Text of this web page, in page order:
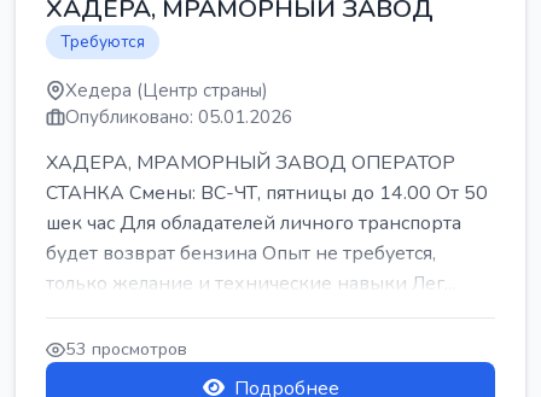
ХАДЕРА, МРАМОРНЫЙ ЗАВОД
Требуются
Хедера (Центр страны)
Опубликовано: 05.01.2026
ХАДЕРА, МРАМОРНЫЙ ЗАВОД ОПЕРАТОР
СТАНКА Смены: ВС-ЧТ, пятницы до 14.00 От 50
шек час Для обладателей личного транспорта
будет возврат бензина Опыт не требуется,
только желание и технические навыки Лег...
53 просмотров
Подробнее